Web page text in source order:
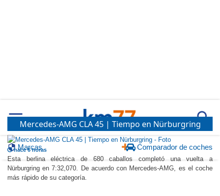
Mercedes-AMG CLA 45 | Tiempo en Nürburgring
hace 6 horas
Esta berlina eléctrica de 680 caballos completó una vuelta a
Nürburgring en 7:32,070. De acuerdo con Mercedes-AMG, es el coche